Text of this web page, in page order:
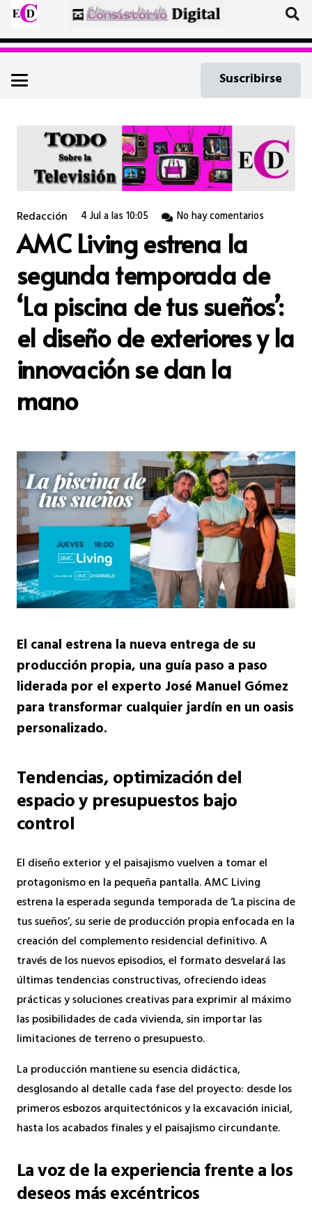
Suscribirse
Redacción 4 Jul a las 10:05 No hay comentarios
AMC Living estrena la
segunda temporada de
‘La piscina de tus sueños’:
el diseño de exteriores y la
innovación se dan la
mano
El canal estrena la nueva entrega de su
producción propia, una guía paso a paso
liderada por el experto José Manuel Gómez
para transformar cualquier jardín en un oasis
personalizado.
Tendencias, optimización del
espacio y presupuestos bajo
control
El diseño exterior y el paisajismo vuelven a tomar el
protagonismo en la pequeña pantalla. AMC Living
estrena la esperada segunda temporada de ‘La piscina de
tus sueños’, su serie de producción propia enfocada en la
creación del complemento residencial definitivo. A
través de los nuevos episodios, el formato desvelará las
últimas tendencias constructivas, ofreciendo ideas
prácticas y soluciones creativas para exprimir al máximo
las posibilidades de cada vivienda, sin importar las
limitaciones de terreno o presupuesto.
La producción mantiene su esencia didáctica,
desglosando al detalle cada fase del proyecto: desde los
primeros esbozos arquitectónicos y la excavación inicial,
hasta los acabados finales y el paisajismo circundante.
La voz de la experiencia frente a los
deseos más excéntricos